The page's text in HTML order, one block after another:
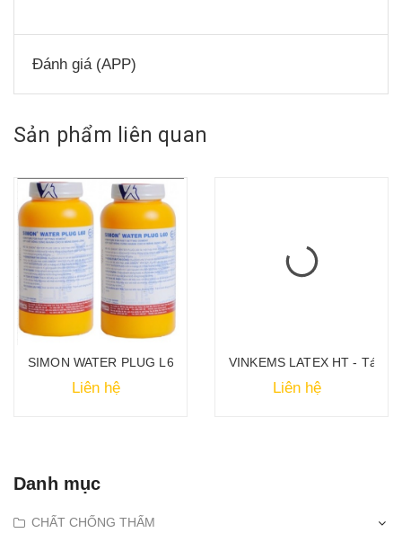
Đánh giá (APP)
Sản phẩm liên quan
thấm đàn hồi hai thành phần
SIMON WATER PLUG L60- Phụ gia đông cứng nhanh
Liên hệ
VINKEMS LATEX HT - Tác
Liên hệ
Danh mục
CHẤT CHỐNG THẤM